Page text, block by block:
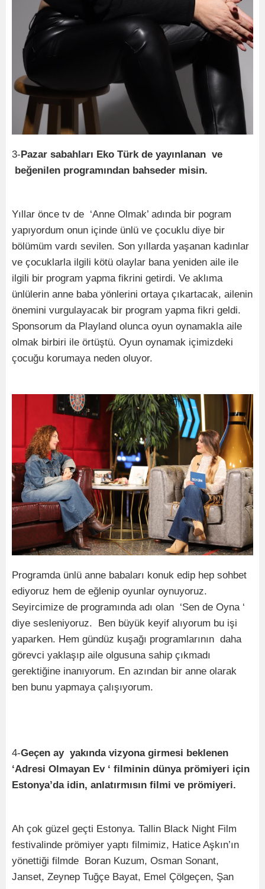
3-Pazar sabahları Eko Türk de yayınlanan ve
beğenilen programından bahseder misin.
Yıllar önce tv de ‘Anne Olmak’ adında bir pogram
yapıyordum onun içinde ünlü ve çocuklu diye bir
bölümüm vardı sevilen. Son yıllarda yaşanan kadınlar
ve çocuklarla ilgili kötü olaylar bana yeniden aile ile
ilgili bir program yapma fikrini getirdi. Ve aklıma
ünlülerin anne baba yönlerini ortaya çıkartacak, ailenin
önemini vurgulayacak bir program yapma fikri geldi.
Sponsorum da Playland olunca oyun oynamakla aile
olmak birbiri ile örtüştü. Oyun oynamak içimizdeki
çocuğu korumaya neden oluyor.
Programda ünlü anne babaları konuk edip hep sohbet
ediyoruz hem de eğlenip oyunlar oynuyoruz.
Seyircimize de programında adı olan ‘Sen de Oyna ‘
diye sesleniyoruz. Ben büyük keyif alıyorum bu işi
yaparken. Hem gündüz kuşağı programlarının daha
görevci yaklaşıp aile olgusuna sahip çıkmadı
gerektiğine inanıyorum. En azından bir anne olarak
ben bunu yapmaya çalışıyorum.
4-Geçen ay yakında vizyona girmesi beklenen
‘Adresi Olmayan Ev ‘ filminin dünya prömiyeri için
Estonya’da idin, anlatırmısın filmi ve prömiyeri.
Ah çok güzel geçti Estonya. Tallin Black Night Film
festivalinde prömiyer yaptı filmimiz, Hatice Aşkın’ın
yönettiği filmde Boran Kuzum, Osman Sonant,
Janset, Zeynep Tuğçe Bayat, Emel Çölgeçen, Şan